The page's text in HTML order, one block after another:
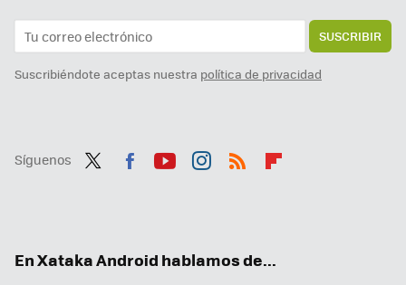
SUSCRIBIR
Suscribiéndote aceptas nuestra política de privacidad
Síguenos
En Xataka Android hablamos de...